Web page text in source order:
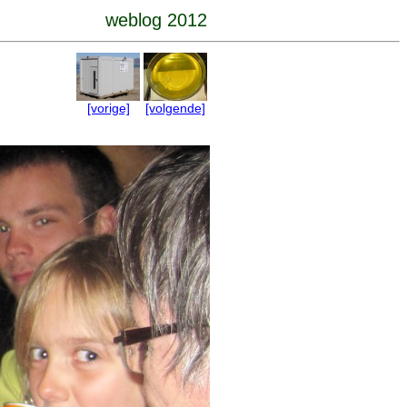
weblog 2012
[vorige] [volgende]